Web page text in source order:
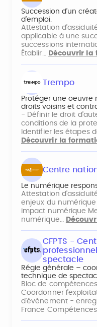
Succession d’un
d’emploi.
Attestation
applicable à une
successions
Établir…
Découvrir la
Trempo
Protéger une oeuvre
droits voisins et
- Définir le droit
conditions de la
Identifier les étapes
Découvrir la
Centre
Le numérique
Attestation
enjeux du
impact numérique
numérique…
CFPTS -
spectacle
Régie générale –
technique de
Bloc de
Coordonner
d'évènement -
France